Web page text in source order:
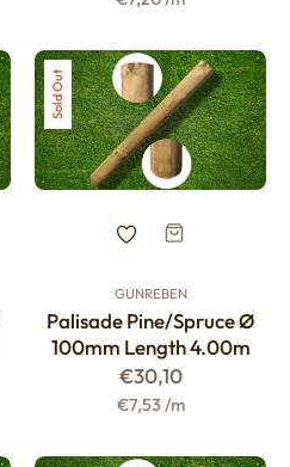
Sold Out
GUNREBEN
Palisade Pine/spruce Ø
100mm Length 4.00m
Regular
price
€30,10
€7,53 /m